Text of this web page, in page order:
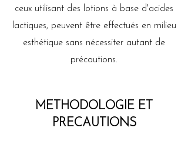
ceux utilisant des lotions à base d'acides
lactiques, peuvent être effectués en milieu
esthétique sans nécessiter autant de
précautions.
METHODOLOGIE ET
PRECAUTIONS